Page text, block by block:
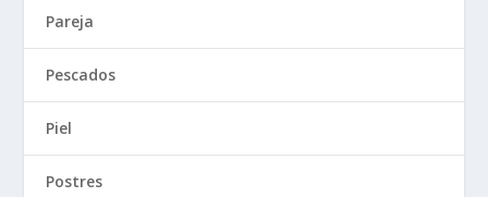
Pareja
Pescados
Piel
Postres